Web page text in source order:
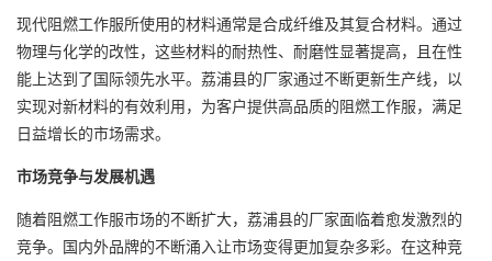
现代阻燃工作服所使用的材料通常是合成纤维及其复合材料。通过
物理与化学的改性，这些材料的耐热性、耐磨性显著提高，且在性
能上达到了国际领先水平。荔浦县的厂家通过不断更新生产线，以
实现对新材料的有效利用，为客户提供高品质的阻燃工作服，满足
日益增长的市场需求。
市场竞争与发展机遇
随着阻燃工作服市场的不断扩大，荔浦县的厂家面临着愈发激烈的
竞争。国内外品牌的不断涌入让市场变得更加复杂多彩。在这种竞